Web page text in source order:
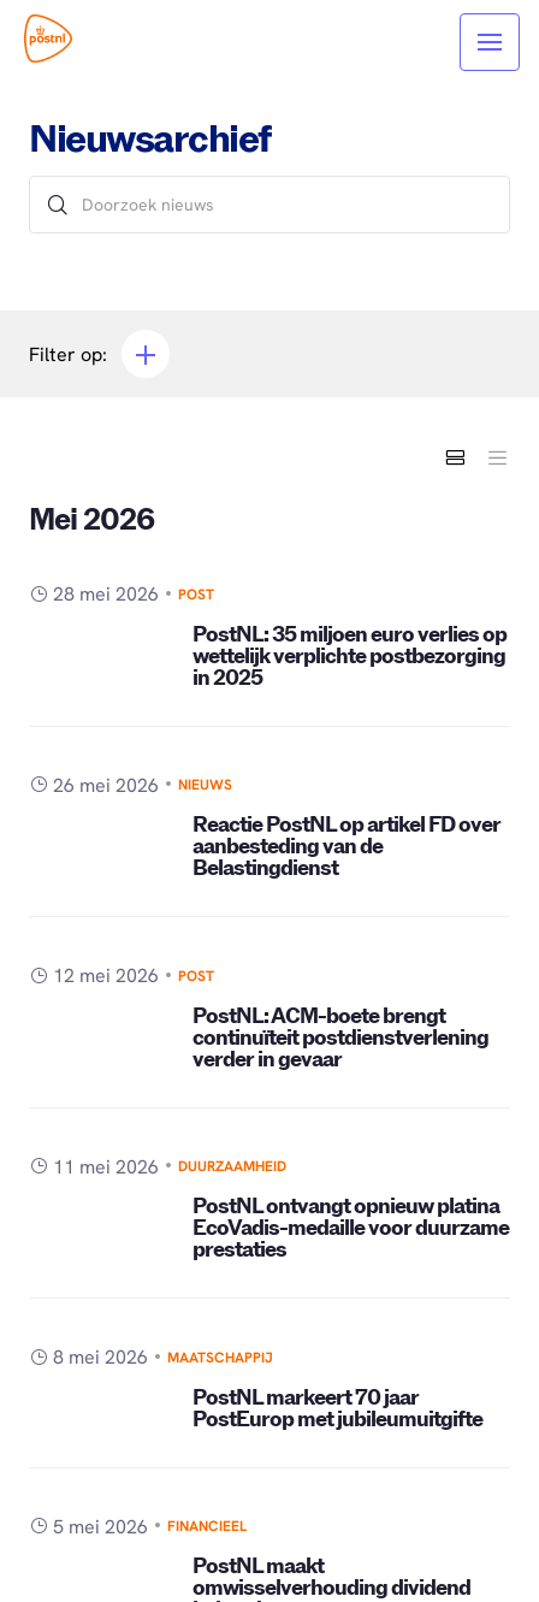
Nieuwsarchief
Filter op:
Mei 2026
28 mei 2026 POST
PostNL: 35 miljoen euro verlies op
wettelijk verplichte postbezorging
in 2025
26 mei 2026 NIEUWS
Reactie PostNL op artikel FD over
aanbesteding van de
Belastingdienst
12 mei 2026 POST
PostNL: ACM-boete brengt
continuïteit postdienstverlening
verder in gevaar
11 mei 2026 DUURZAAMHEID
PostNL ontvangt opnieuw platina
EcoVadis-medaille voor duurzame
prestaties
8 mei 2026 MAATSCHAPPIJ
PostNL markeert 70 jaar
PostEurop met jubileumuitgifte
5 mei 2026 FINANCIEEL
PostNL maakt
omwisselverhouding dividend